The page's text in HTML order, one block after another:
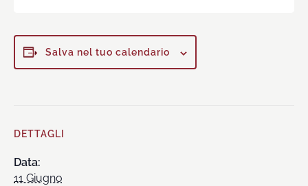
Salva nel tuo calendario
DETTAGLI
Data:
11 Giugno